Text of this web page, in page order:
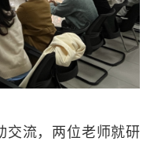
交流，两位老师就研